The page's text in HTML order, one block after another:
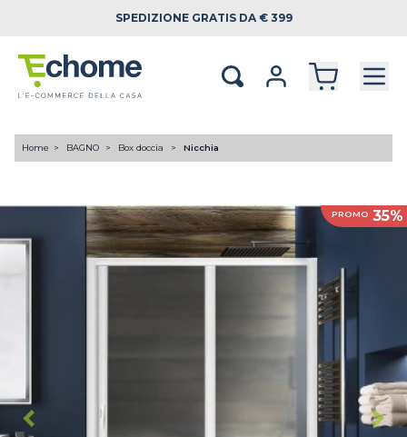
SPEDIZIONE GRATIS DA € 399
Home BAGNO Box doccia Nicchia
PROMO 35%